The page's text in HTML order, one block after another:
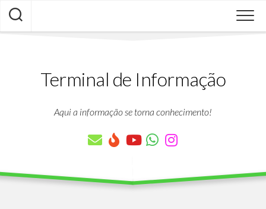
Skip
content
Terminal de Informação
Aqui a informação se torna conhecimento!